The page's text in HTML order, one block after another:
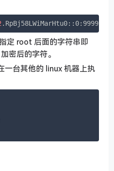
定 root 后面的字符串即
密后的字符。
一台其他的 linux 机器上执